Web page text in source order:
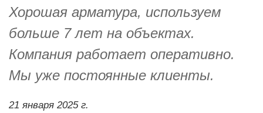
Хорошая арматура, используем
больше 7 лет на объектах.
Компания работает оперативно.
Мы уже постоянные клиенты.
21 января 2025 г.